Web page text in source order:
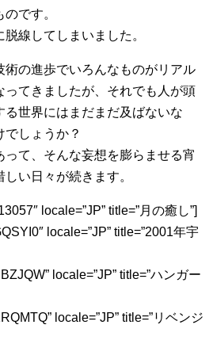
です。
線してしまいました。
術の進歩でいろんなものがリアル
ってきましたが、それでも人が頭
世界にはまだまだ及ばないな
でしょうか？
て、そんな妄想を膨らませる宵
い日々が続きます。
locale=”JP” title=”月の癒し”]
locale=”JP” title=”2001年宇
locale=”JP” title=”ハンガー
locale=”JP” title=”リベンジ